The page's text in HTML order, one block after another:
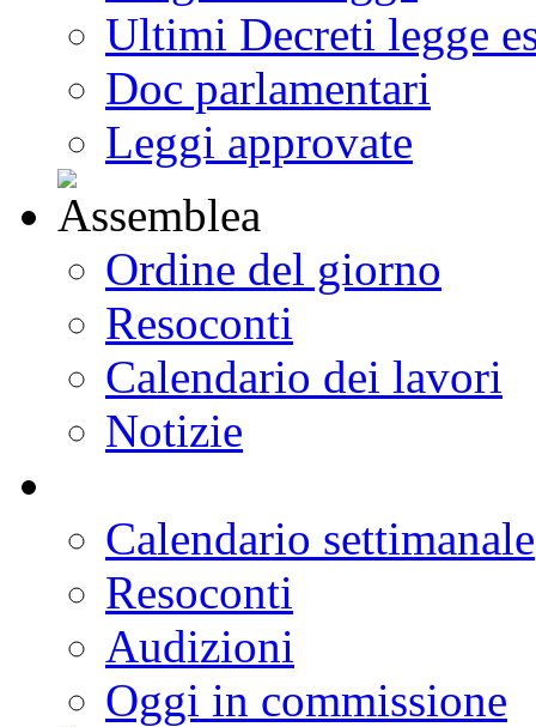
Ultimi Decreti legge
Doc parlamentari
Leggi approvate
Ordine del giorno
Resoconti
Calendario dei lavori
Notizie
Calendario settimanale
Resoconti
Audizioni
Oggi in commissione